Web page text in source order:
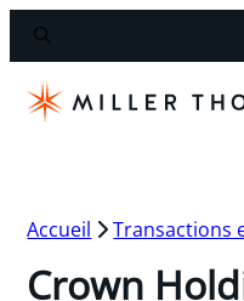
Accueil Transactions
Crown